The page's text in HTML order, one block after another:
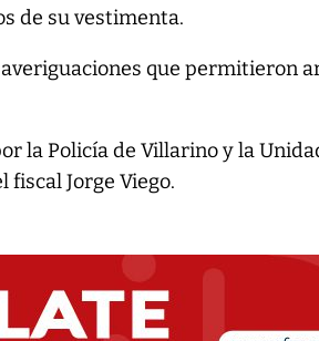
de su vestimenta.
que permitieron
la Policía de Villarino y la
fiscal Jorge Viego.